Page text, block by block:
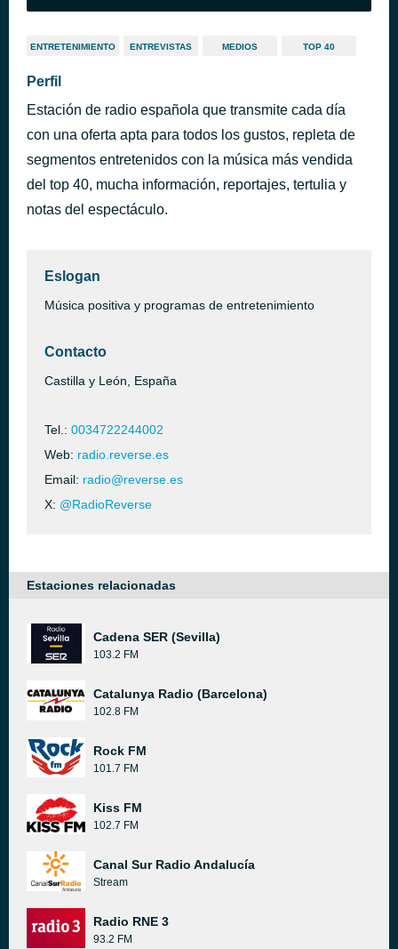
ENTRETENIMIENTO ENTREVISTAS MEDIOS TOP 40
Perfil
Estación de radio española que transmite cada día
con una oferta apta para todos los gustos, repleta de
segmentos entretenidos con la música más vendida
del top 40, mucha información, reportajes, tertulia y
notas del espectáculo.
Eslogan
Música positiva y programas de entretenimiento
Contacto
Castilla y León, España
Tel.: 0034722244002
Web: radio.reverse.es
Email: radio@reverse.es
X: @RadioReverse
Estaciones relacionadas
Cadena SER (Sevilla)
103.2 FM
Catalunya Radio (Barcelona)
102.8 FM
Rock FM
101.7 FM
Kiss FM
102.7 FM
Canal Sur Radio Andalucía
Stream
Radio RNE 3
93.2 FM